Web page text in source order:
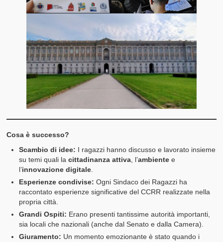
Cosa è successo?
Scambio di idee: I ragazzi hanno discusso e lavorato insieme
su temi quali lacittadinanza attiva, l’ambiente e
l’innovazione digitale.
Esperienze condivise: Ogni Sindaco dei Ragazzi ha
raccontato esperienze significative del CCRR realizzate nella
propria città.
Grandi Ospiti: Erano presenti tantissime autorità importanti,
sia locali che nazionali (anche dal Senato e dalla Camera).
Giuramento: Un momento emozionante è stato quando i